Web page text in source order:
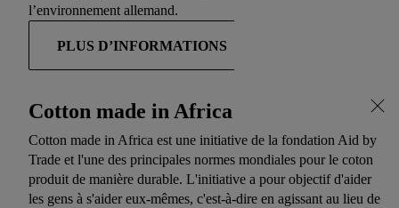
l’environnement allemand.
PLUS D’INFORMATIONS
Cotton made in Africa
Cotton made in Africa est une initiative de la fondation Aid by
Trade et l'une des principales normes mondiales pour le coton
produit de manière durable. L'initiative a pour objectif d'aider
les gens à s'aider eux-mêmes, c'est-à-dire en agissant au lieu de